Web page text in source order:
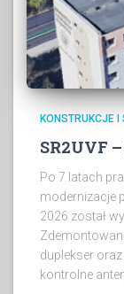
KONSTRUKCJE I
SR2UVF
Po 7 latach
modernizacje
2026 został
duplekser
kontrolne